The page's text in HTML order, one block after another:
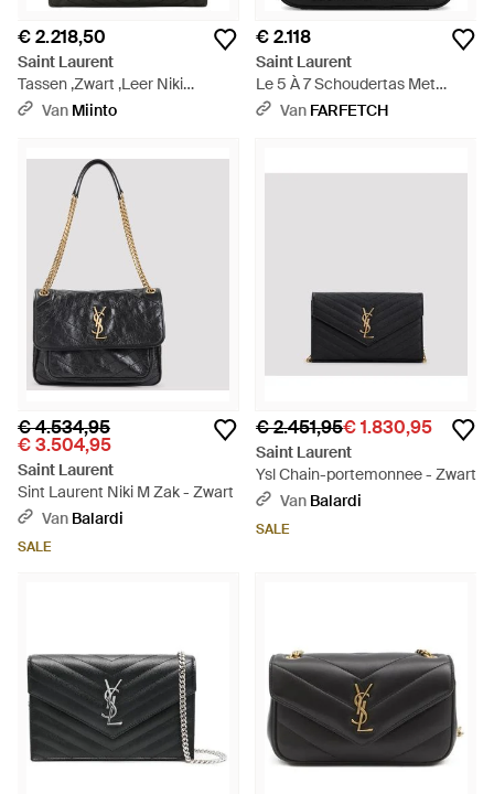
€ 2.218,50
Saint Laurent
Tassen ,Zwart ,Leer Niki
Shopping Tote - Zwart
Van Miinto
€ 2.118
Saint Laurent
Le 5 À 7 Schoudertas Met
Krokodillen-Reliëf - Zwart
Van FARFETCH
€ 4.534,95
€ 3.504,95
Saint Laurent
Sint Laurent Niki M Zak - Zwart
Van Balardi
SALE
€ 2.451,95€ 1.830,95
Saint Laurent
Ysl Chain-portemonnee - Zwart
Van Balardi
SALE